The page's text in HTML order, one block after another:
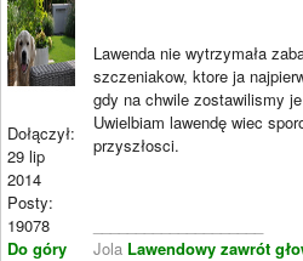
Dołączył:
29 lip
2014
Posty:
19078
Do góry
Lawenda nie wytrzymała
szczeniakow, ktore ja
gdy na chwile zostawilismy
Uwielbiam lawendę wiec
przyszłosci.
Jola Lawendowy zawrót